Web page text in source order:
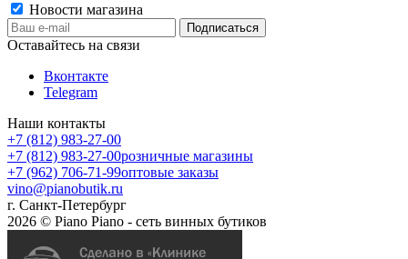
Новости магазина
Оставайтесь на связи
Вконтакте
Telegram
Наши контакты
+7 (812) 983-27-00
+7 (812) 983-27-00розничные магазины
+7 (962) 706-71-99оптовые заказы
vino@pianobutik.ru
г. Санкт-Петербург
2026 © Piano Piano - сеть винных бутиков